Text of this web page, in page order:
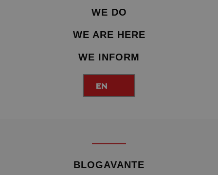
WE DO
WE ARE HERE
WE INFORM
EN
BLOGAVANTE